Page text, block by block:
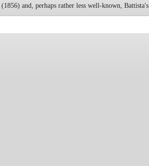
(1856) and, perhaps rather less well-known, Battista's